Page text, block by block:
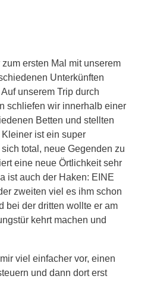
ersten Mal mit unserem
Unterkünften
unserem Trip durch
schliefen wir innerhalb einer
Betten und stellten
ist ein super
total, neue Gegenden zu
eine neue Örtlichkeit sehr
ist auch der Haken: EINE
zweiten viel es ihm schon
bei der dritten wollte er am
kehrt machen und
viel einfacher vor, einen
und dann dort erst